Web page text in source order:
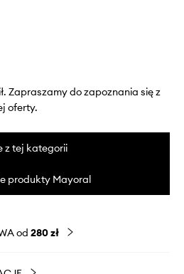
Zapraszamy do zapoznania się z
oferty.
z tej kategorii
produkty Mayoral
od 280 zł